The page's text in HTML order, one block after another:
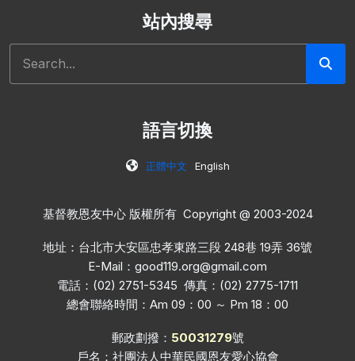
站內搜尋
語言切換
正體中文 English
基督教恩友中心 版權所有 Copyright @ 2003-2024
地址：台北市大安區忠孝東路三段 248巷 19弄 36號
E-Mail： good119.org@gmail.com
電話：(02) 2751-5345 傳真：(02) 2775-1711
總會聯絡時間：Am 09：00 ～ Pm 18：00
郵政劃撥： 50031279號
戶名：社團法人中華民國恩友愛心協會